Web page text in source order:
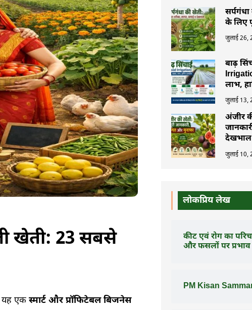
खेती: 23 सबसे
यह एक स्मार्ट और प्रॉफिटेबल बिजनेस
के लिए
जुलाई 26,
बाढ़
लाभ,
जुलाई 13,
अंजीर
देखभाल
जुलाई 10,
लोकप्रिय लेख
कीट एवं रोग का
और फसलों पर प्रभाव
PM Kisan